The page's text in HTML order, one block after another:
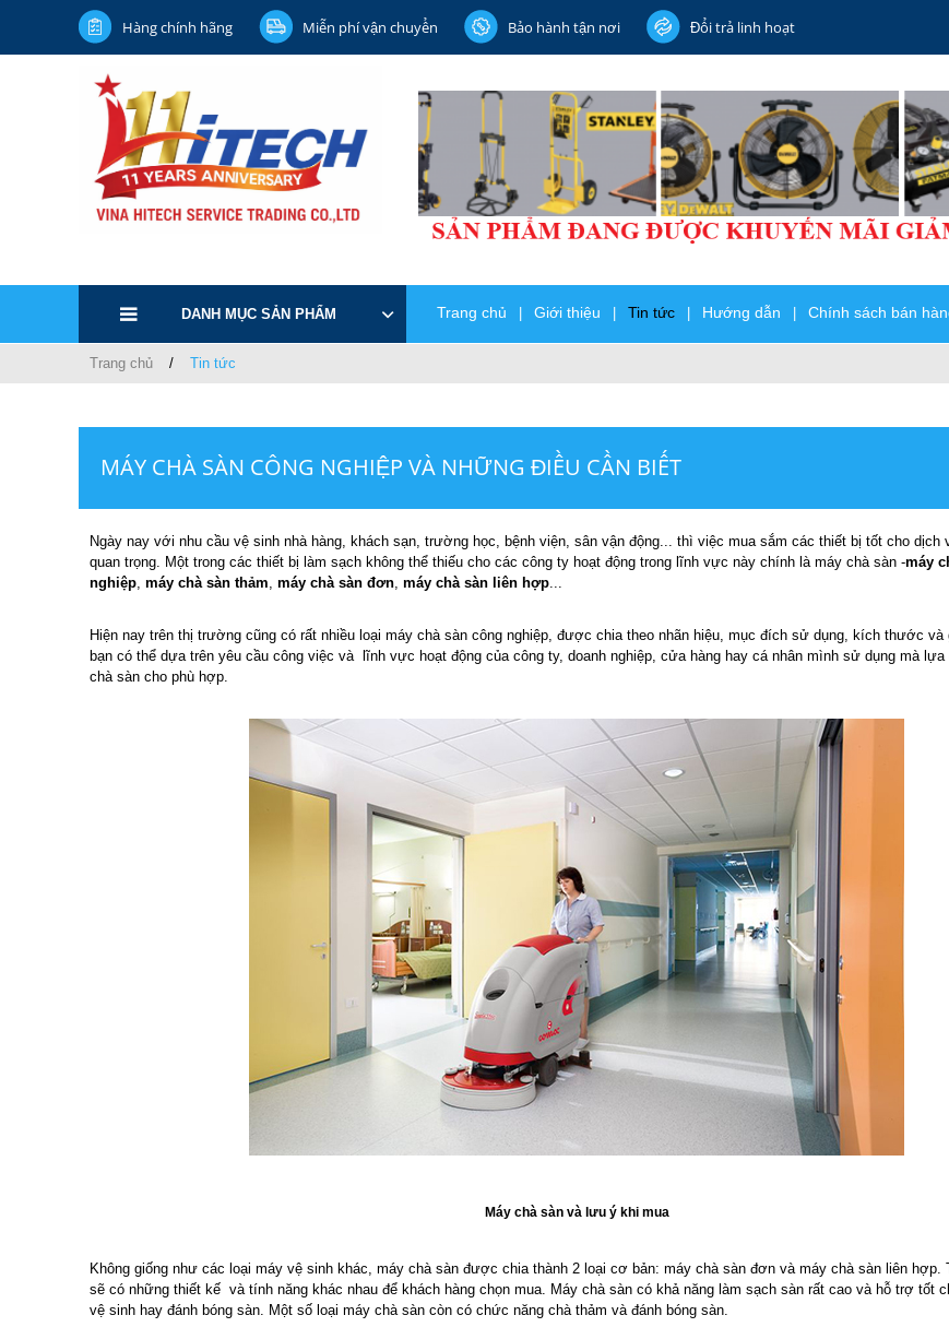
Hàng chính hãng Miễn phí vận chuyển Bảo hành tận nơi Đổi trả linh hoạt
DANH MỤC SẢN PHẨM Trang chủ Giới thiệu Tin tức Hướng dẫn Chính sách bán
Trang chủ Tin tức
MÁY CHÀ SÀN CÔNG NGHIỆP VÀ NHỮNG ĐIỀU CẦN BIẾT
Ngày nay với nhu cầu vệ sinh nhà hàng, khách sạn, trường học, bệnh viện, sân vận động... thì việc mua sắm các thiết bị tốt cho dịch
quan trọng. Một trong các thiết bị làm sạch không thể thiếu cho các công ty hoạt động trong lĩnh vực này chính là máy chà sàn -máy
nghiệp máy chà sàn thảm máy chà sàn đơn máy chà sàn liên hợp
Hiện nay trên thị trường cũng có rất nhiều loại máy chà sàn công nghiệp, được chia theo nhãn hiệu, mục đích sử dụng, kích thước và
bạn có thể dựa trên yêu cầu công việc và lĩnh vực hoạt động của công ty, doanh nghiệp, cửa hàng hay cá nhân mình sử dụng mà lựa
chà sàn cho phù hợp.
Máy chà sàn và lưu ý khi mua
Không giống như các loại máy vệ sinh khác, máy chà sàn được chia thành 2 loại cơ bản: máy chà sàn đơn và máy chà sàn liên hợp.
sẽ có những thiết kế và tính năng khác nhau để khách hàng chọn mua. Máy chà sàn có khả năng làm sạch sàn rất cao và hỗ trợ tốt
vệ sinh hay đánh bóng sàn. Một số loại máy chà sàn còn có chức năng chà thảm và đánh bóng sàn.